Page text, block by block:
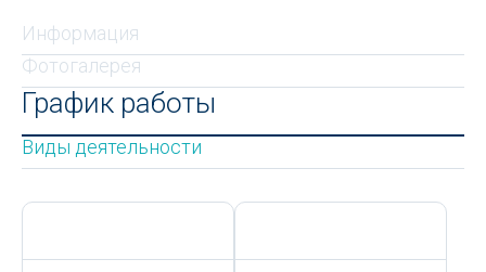
Информация
Фотогалерея
График работы
Виды деятельности